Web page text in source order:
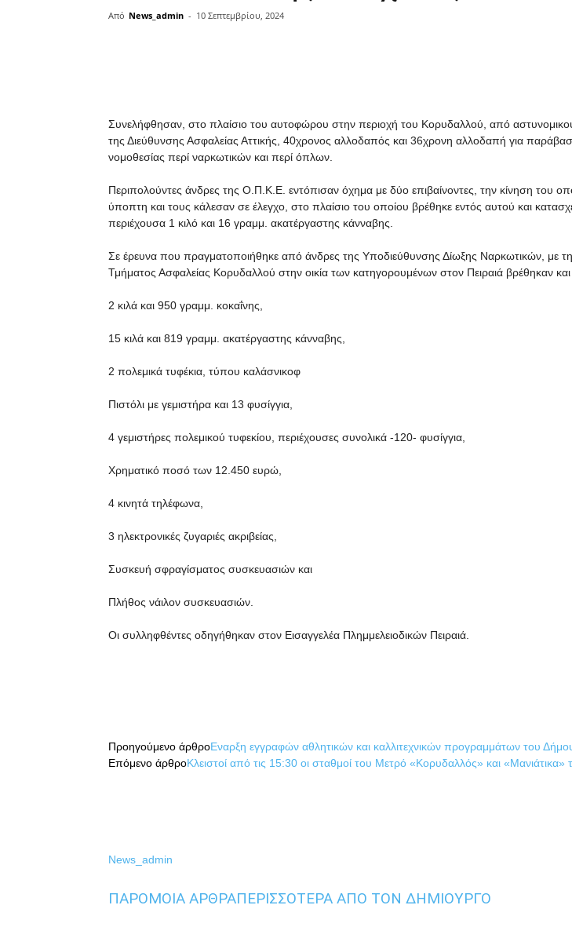
Από News_admin - 10 Σεπτεμβρίου, 2024
Συνελήφθησαν, στο πλαίσιο του αυτοφώρου στην περιοχή του Κορυδαλλού, από
της Διεύθυνσης Ασφαλείας Αττικής, 40χρονος αλλοδαπός και 36χρονη αλλοδαπή για
νομοθεσίας περί ναρκωτικών και περί όπλων.
Περιπολούντες άνδρες της Ο.Π.Κ.Ε. εντόπισαν όχημα με δύο επιβαίνοντες, την κίνηση του
ύποπτη και τους κάλεσαν σε έλεγχο, στο πλαίσιο του οποίου βρέθηκε εντός αυτού και
περιέχουσα 1 κιλό και 16 γραμμ. ακατέργαστης κάνναβης.
Σε έρευνα που πραγματοποιήθηκε από άνδρες της Υποδιεύθυνσης Δίωξης Ναρκωτικών, με
Τμήματος Ασφαλείας Κορυδαλλού στην οικία των κατηγορουμένων στον Πειραιά βρέθηκαν
2 κιλά και 950 γραμμ. κοκαΐνης,
15 κιλά και 819 γραμμ. ακατέργαστης κάνναβης,
2 πολεμικά τυφέκια, τύπου καλάσνικοφ
Πιστόλι με γεμιστήρα και 13 φυσίγγια,
4 γεμιστήρες πολεμικού τυφεκίου, περιέχουσες συνολικά -120- φυσίγγια,
Χρηματικό ποσό των 12.450 ευρώ,
4 κινητά τηλέφωνα,
3 ηλεκτρονικές ζυγαριές ακριβείας,
Συσκευή σφραγίσματος συσκευασιών και
Πλήθος νάιλον συσκευασιών.
Οι συλληφθέντες οδηγήθηκαν στον Εισαγγελέα Πλημμελειοδικών Πειραιά.
Προηγούμενο άρθροΕναρξη εγγραφών αθλητικών και καλλιτεχνικών προγραμμάτων του
Επόμενο άρθροΚλειστοί από τις 15:30 οι σταθμοί του Μετρό «Κορυδαλλός» και «Μανιάτικα»
News_admin
ΠΑΡΟΜΟΙΑ ΑΡΘΡΑΠΕΡΙΣΣΟΤΕΡΑ ΑΠΟ ΤΟΝ ΔΗΜΙΟΥΡΓΟ